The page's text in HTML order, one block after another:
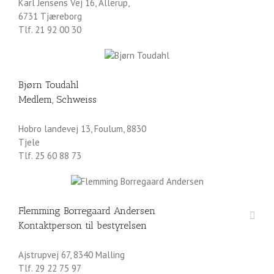
Karl Jensens Vej 16, Allerup,
6731 Tjæreborg
Tlf. 21 92 00 30
Bjørn Toudahl
Medlem, Schweiss
Hobro landevej 13, Foulum, 8830
Tjele
Tlf. 25 60 88 73
Flemming Borregaard Andersen
Kontaktperson til bestyrelsen
Ajstrupvej 67, 8340 Malling
Tlf. 29 22 75 97